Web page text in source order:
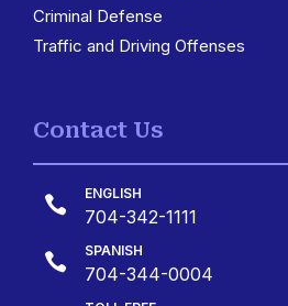
Criminal Defense
Traffic and Driving Offenses
Contact Us
 ENGLISH
704-342-1111
 SPANISH
704-344-0004